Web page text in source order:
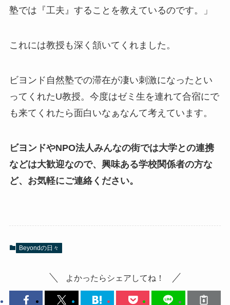
塾では『工夫』することを教えているのです。」
これには教授も深く頷いてくれました。
ビヨンド自然塾での滞在が凄い刺激になったとい
ってくれたU教授。今度はゼミ生を連れて合宿にで
も来てくれたら面白いなぁなんて考えています。
ビヨンドやNPO法人みんなの街では大学との連携
などは大歓迎なので、興味ある学校関係者の方な
ど、お気軽にご連絡ください。
Beyondの日々
よかったらシェアしてね！